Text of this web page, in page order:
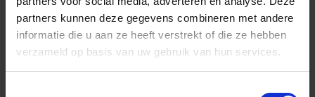
partners kunnen deze gegevens combineren met andere
informatie die u aan ze heeft verstrekt of die ze hebben
verzameld op basis van uw gebruik van hun services.